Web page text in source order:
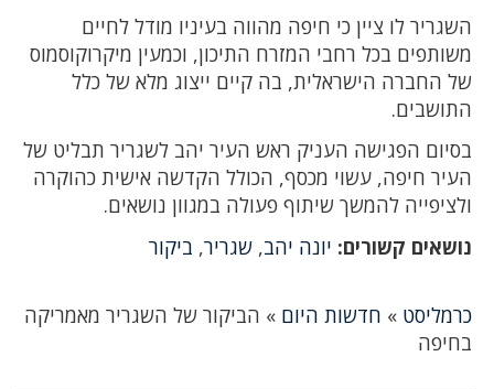
השגריר לו ציין כי חיפה מהווה בעיניו מודל לחיים
משותפים בכל רחבי המזרח התיכון, וכמעין מיקרוקוסמוס
של החברה הישראלית, בה קיים ייצוג מלא של כלל
התושבים.
בסיום הפגישה העניק ראש העיר יהב לשגריר תבליט של
העיר חיפה, עשוי מכסף, הכולל הקדשה אישית כהוקרה
ולציפייה להמשך שיתוף פעולה במגוון נושאים.
נושאים קשורים: יונה יהב, שגריר, ביקור
כרמליסט » חדשות היום » הביקור של השגריר מאמריקה
בחיפה